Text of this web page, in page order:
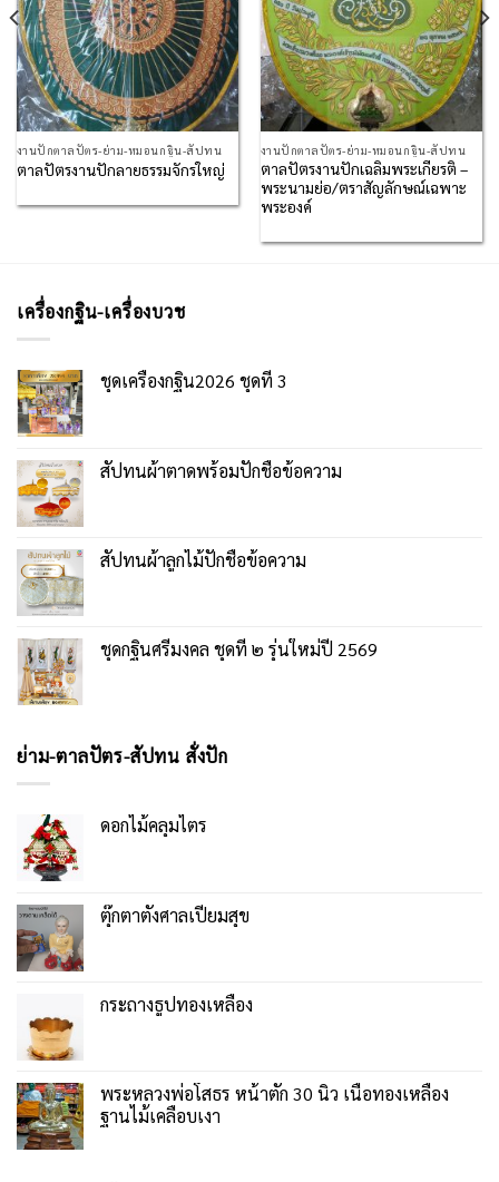
งานปักตาลปัตร-ย่าม-หมอนกฐิน-สัปทน
ตาลปัตรงานปักลายธรรมจักรใหญ่
งานปักตาลปัตร-ย่าม-หมอนกฐิน-สัปทน
ตาลปัตรงานปักเฉลิมพระเกียรติ –
พระนามย่อ/ตราสัญลักษณ์เฉพาะ
พระองค์
เครื่องกฐิน-เครื่องบวช
ชุดเครื่องกฐิน2026 ชุดที่ 3
สัปทนผ้าตาดพร้อมปักชื่อข้อความ
สัปทนผ้าลูกไม้ปักชื่อข้อความ
ชุดกฐินศรีมงคล ชุดที่ ๒ รุ่นใหม่ปี 2569
ย่าม-ตาลปัตร-สัปทน สั่งปัก
ดอกไม้คลุมไตร
ตุ๊กตาตั้งศาลเปี่ยมสุข
กระถางธูปทองเหลือง
พระหลวงพ่อโสธร หน้าตัก 30 นิ้ว เนื้อทองเหลือง
ฐานไม้เคลือบเงา